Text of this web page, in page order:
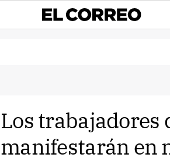
Los trabajadores
manifestarán en